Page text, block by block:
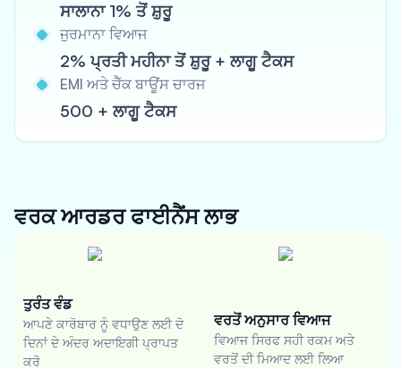
ਸਾਲਾਨਾ 1% ਤੋਂ ਸ਼ੁਰੂ
ਜੁਰਮਾਨਾ ਵਿਆਜ
2% ਪ੍ਰਤੀ ਮਹੀਨਾ ਤੋਂ ਸ਼ੁਰੂ + ਲਾਗੂ ਟੈਕਸ
EMI ਅਤੇ ਚੈੱਕ ਬਾਊਂਸ ਚਾਰਜ
500 + ਲਾਗੂ ਟੈਕਸ
ਵਰਕ ਆਰਡਰ ਫਾਈਨੈਂਸਲਾਭ
ਤੁਰੰਤ ਵੰਡ
ਆਪਣੇ ਕਾਰੋਬਾਰ ਨੂੰ ਵਧਾਉਣ ਲਈ ਦੋ
ਦਿਨਾਂ ਦੇ ਅੰਦਰ ਅਦਾਇਗੀ ਪ੍ਰਾਪਤ
ਕਰੋ
ਵਰਤੋਂ ਅਨੁਸਾਰ ਵਿਆਜ
ਵਿਆਜ ਸਿਰਫ ਸਹੀ ਰਕਮ ਅਤੇ
ਵਰਤੋਂ ਦੀ ਮਿਆਦ ਲਈ ਲਿਆ